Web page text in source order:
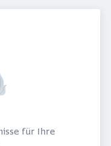
für Ihre